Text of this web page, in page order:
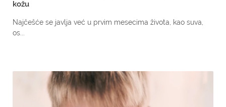
kožu
Najčešće se javlja već u prvim mesecima života, kao suva,
os...